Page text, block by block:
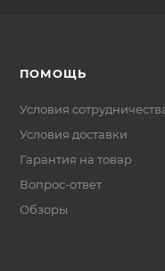
ПОМОЩЬ
Условия
Условия доставки
Гарантия на товар
Вопрос-ответ
Обзоры